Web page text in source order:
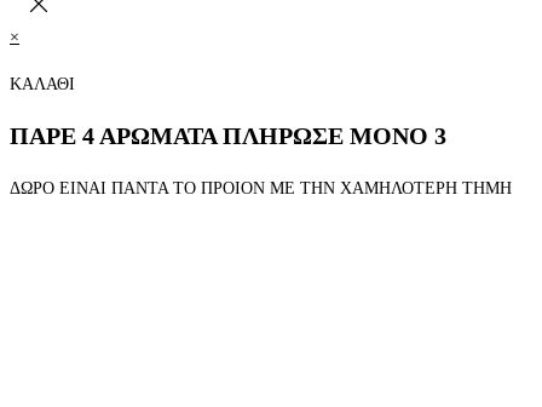
×
ΚΑΛΑΘΙ
ΠΑΡΕ 4 ΑΡΩΜΑΤΑ ΠΛΗΡΩΣΕ ΜΟΝΟ 3
ΔΩΡΟ ΕΙΝΑΙ ΠΑΝΤΑ ΤΟ ΠΡΟΙΟΝ ΜΕ ΤΗΝ ΧΑΜΗΛΟΤΕΡΗ ΤΗΜΗ